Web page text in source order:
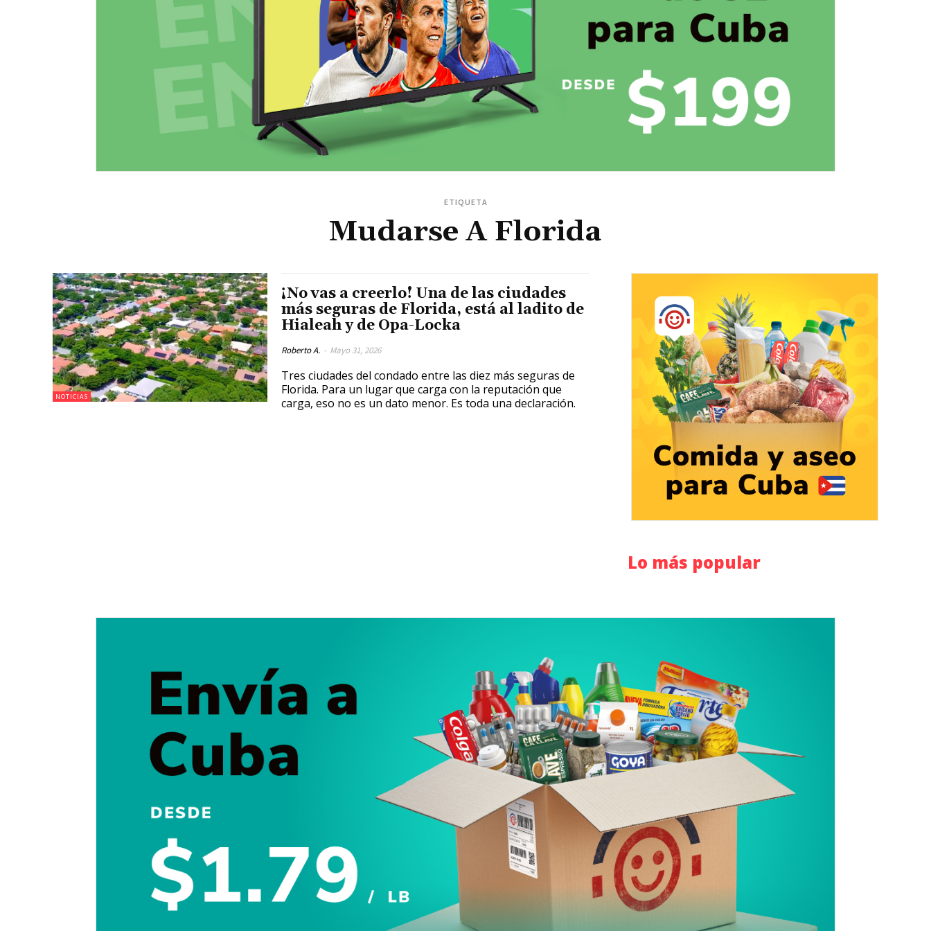
ETIQUETA
Mudarse A Florida
NOTICIAS
¡No vas a creerlo! Una de las ciudades
más seguras de Florida, está al ladito de
Hialeah y de Opa-Locka
Roberto A. - Mayo 31, 2026
Tres ciudades del condado entre las diez más seguras de
Florida. Para un lugar que carga con la reputación que
carga, eso no es un dato menor. Es toda una declaración.
Lo más popular